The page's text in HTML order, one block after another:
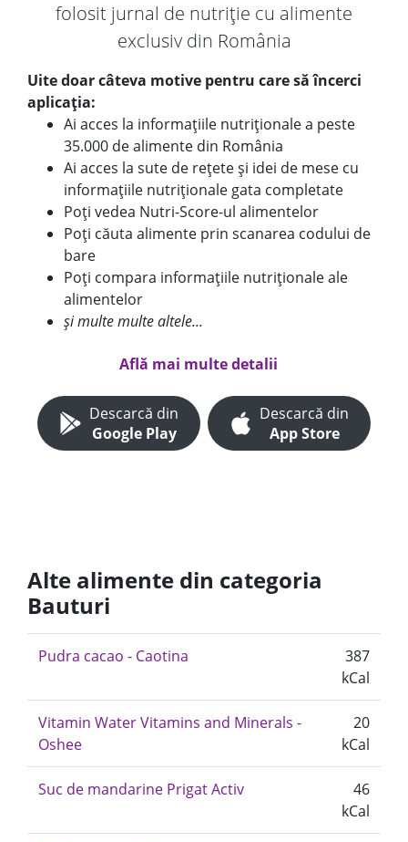
folosit jurnal de nutriție cu alimente
exclusiv din România
Uite doar câteva motive pentru care să încerci
aplicația:
Ai acces la informațiile nutriționale a peste
35.000 de alimente din România
Ai acces la sute de rețete și idei de mese cu
informațiile nutriționale gata completate
Poți vedea Nutri-Score-ul alimentelor
Poți căuta alimente prin scanarea codului de
bare
Poți compara informațiile nutriționale ale
alimentelor
și multe multe altele...
Află mai multe detalii
Descarcă din
Google Play
Descarcă din
App Store
Alte alimente din categoria
Bauturi
Pudra cacao - Caotina
387
kCal
Vitamin Water Vitamins and Minerals -
Oshee
20
kCal
Suc de mandarine Prigat Activ
46
kCal